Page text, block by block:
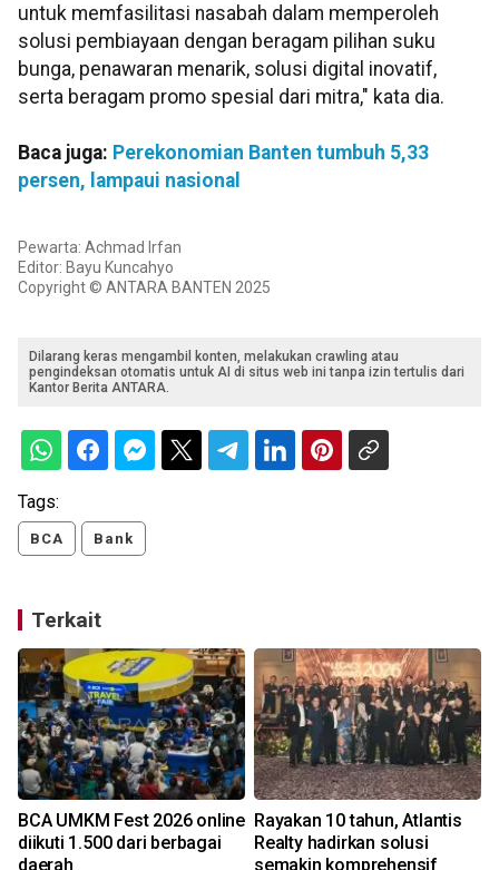
untuk memfasilitasi nasabah dalam memperoleh
solusi pembiayaan dengan beragam pilihan suku
bunga, penawaran menarik, solusi digital inovatif,
serta beragam promo spesial dari mitra," kata dia.
Baca juga: Perekonomian Banten tumbuh 5,33
persen, lampaui nasional
Pewarta: Achmad Irfan
Editor: Bayu Kuncahyo
Copyright © ANTARA BANTEN 2025
Dilarang keras mengambil konten, melakukan crawling atau
pengindeksan otomatis untuk AI di situs web ini tanpa izin tertulis dari
Kantor Berita ANTARA.
Tags:
BCA Bank
Terkait
BCA UMKM Fest 2026 online
diikuti 1.500 dari berbagai
daerah
Rayakan 10 tahun, Atlantis
Realty hadirkan solusi
semakin komprehensif